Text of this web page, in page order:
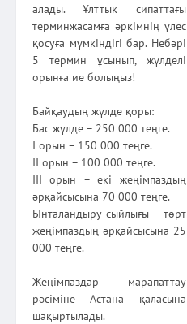
алады. Ұлттық сипаттағы
терминжасамға әркімнің үлес
қосуға мүмкіндігі бар. Небәрі
5 термин ұсынып, жүлделі
орынға ие болыңыз!
Байқаудың жүлде қоры:
Бас жүлде – 250 000 теңге.
I орын – 150 000 теңге.
II орын – 100 000 теңге.
III орын – екі жеңімпаздың
әрқайсысына 70 000 теңге.
Ынталандыру сыйлығы – төрт
жеңімпаздың әрқайсысына 25
000 теңге.
Жеңімпаздар марапаттау
рәсіміне Астана қаласына
шақыртылады.